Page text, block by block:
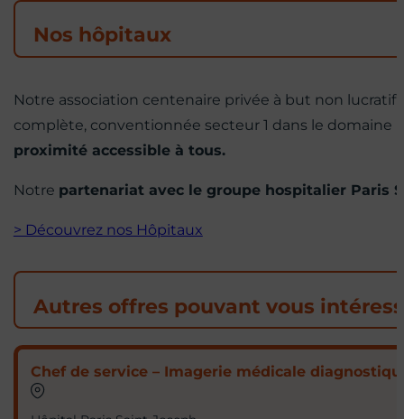
Nos hôpitaux
Notre association centenaire privée à but non
complète, conventionnée secteur 1 dans le
proximité accessible à tous.
Notre partenariat avec le groupe hospitalier Paris
> Découvrez nos Hôpitaux
Autres offres pouvant vous
Chef de service – Imagerie médicale